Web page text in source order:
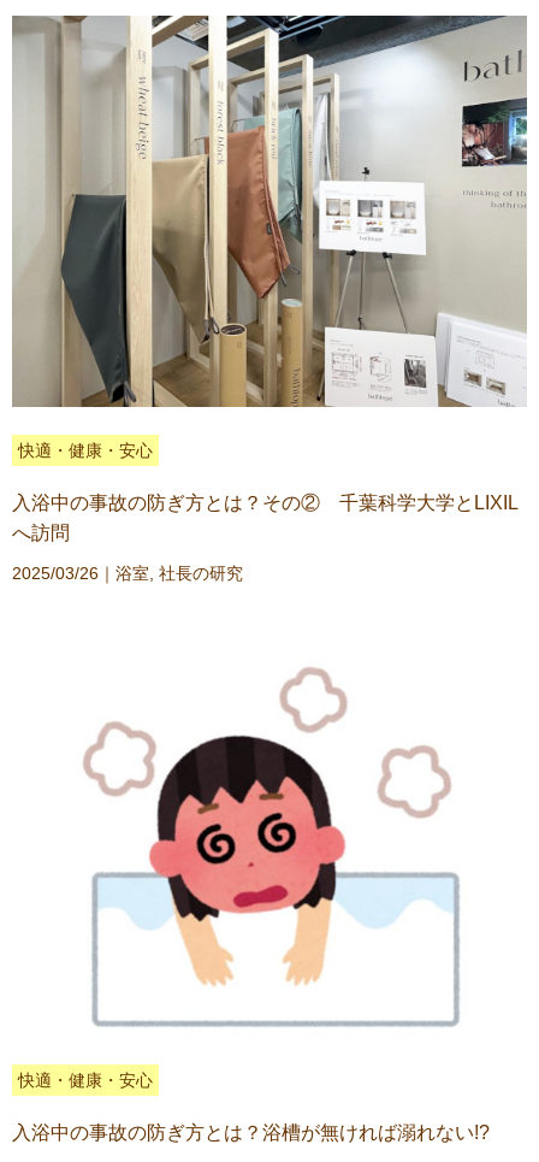
快適・健康・安心
入浴中の事故の防ぎ方とは？その② 千葉科学大学とLIXIL
へ訪問
2025/03/26｜ 浴室 社長の研究
快適・健康・安心
入浴中の事故の防ぎ方とは？浴槽が無ければ溺れない!?